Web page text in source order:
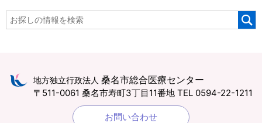
地方独立行政法人 桑名市総合医療センター
〒511-0061 桑名市寿町3丁目11番地 TEL 0594-22-1211
お問い合わせ